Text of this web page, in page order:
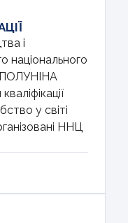
і
національного
ПОЛУНІНА
у світі
ННЦ